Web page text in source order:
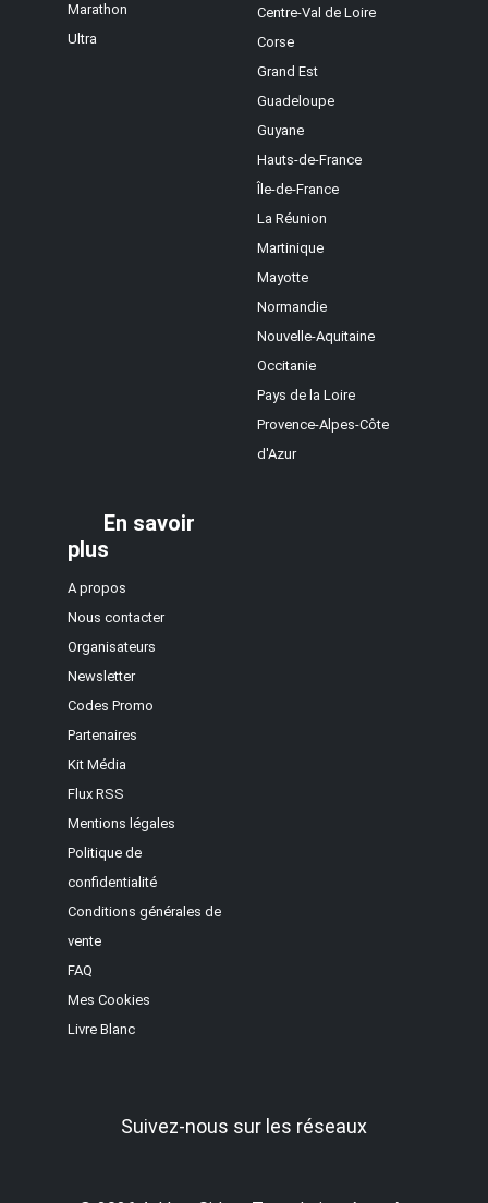
Marathon
Ultra
Centre-Val de Loire
Corse
Grand Est
Guadeloupe
Guyane
Hauts-de-France
Île-de-France
La Réunion
Martinique
Mayotte
Normandie
Nouvelle-Aquitaine
Occitanie
Pays de la Loire
Provence-Alpes-Côte
d'Azur
En savoir
plus
A propos
Nous contacter
Organisateurs
Newsletter
Codes Promo
Partenaires
Kit Média
Flux RSS
Mentions légales
Politique de
confidentialité
Conditions générales de
vente
FAQ
Mes Cookies
Livre Blanc
Suivez-nous sur les réseaux